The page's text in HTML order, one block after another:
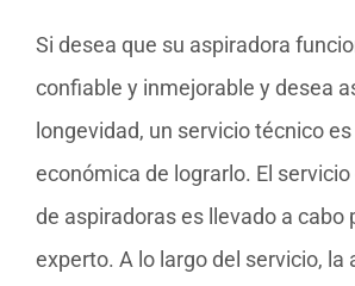
Si desea que su aspiradora
confiable y inmejorable y desea
longevidad, un servicio técnico
económica de lograrlo. El
de aspiradoras es llevado a cabo
experto. A lo largo del servicio, la